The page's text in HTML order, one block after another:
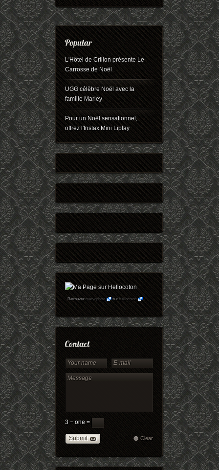
L'Hôtel de Crillon présente Le
Carrosse de Noël
UGG célèbre Noël avec la
famille Marley
Pour un Noël sensationnel,
offrez l'Instax Mini Liplay
Retrouvezmaryophoto surHellocoton
3 − one =
Submit Clear